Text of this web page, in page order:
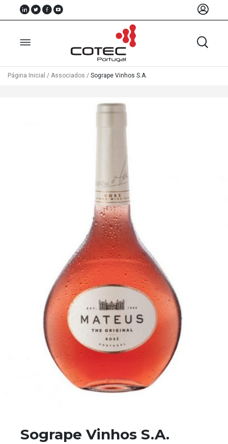
Página Inicial / Associados / Sogrape Vinhos S.A.
Sogrape Vinhos S.A.